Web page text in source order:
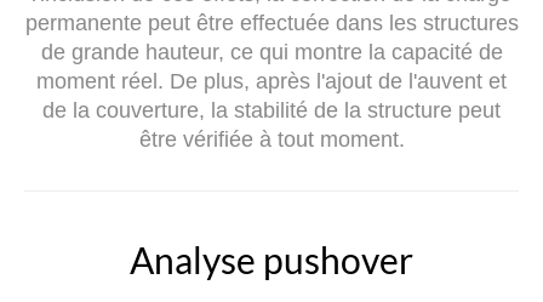
permanente peut être effectuée dans les structures
de grande hauteur, ce qui montre la capacité de
moment réel. De plus, après l'ajout de l'auvent et
de la couverture, la stabilité de la structure peut
être vérifiée à tout moment.
Analyse pushover